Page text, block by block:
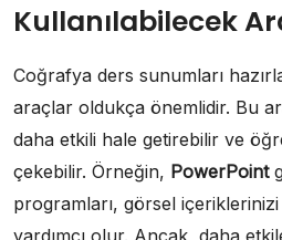
Kullanılabilecek
Coğrafya ders sunumları
araçlar oldukça önemlidir. Bu
daha etkili hale getirebilir ve
çekebilir. Örneğin, PowerPoint
programları, görsel
yardımcı olur. Ancak, daha